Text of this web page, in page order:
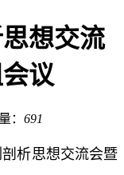
想交流
议
： 691
析思想交流会暨